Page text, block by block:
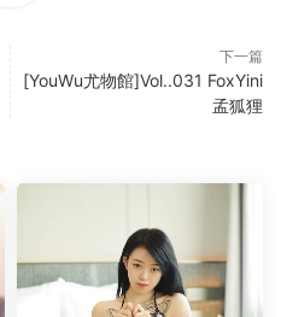
下一篇
[YouWu尤物館]Vol..031 FoxYini
孟狐狸